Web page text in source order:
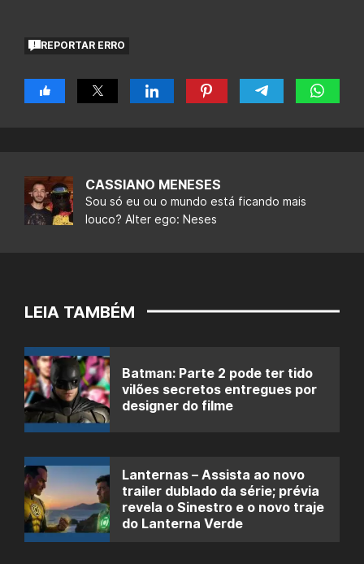
REPORTAR ERRO
CASSIANO MENESES
Sou só eu ou o mundo está ficando mais
louco? Alter ego: Neses
LEIA TAMBÉM
Batman: Parte 2 pode ter tido
vilões secretos entregues por
designer do filme
Lanternas – Assista ao novo
trailer dublado da série; prévia
revela o Sinestro e o novo traje
do Lanterna Verde